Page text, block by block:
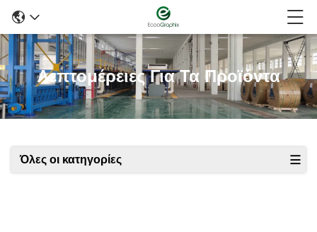
Λεπτομέρειες Για Τα Προϊόντα
Όλες οι κατηγορίες